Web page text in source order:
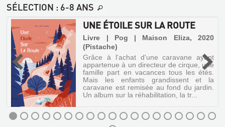
ROSIE
PINK
ET
LE
PARADIS
DES
MAUVAISES
HERBES
Livre
SÉLECTION : 6-8 ANS
UNE ÉTOILE SUR LA ROUTE
Livre | Pog | Maison Eliza, 2020
(Pistache)
Grâce à l'achat d'une caravane ayant
appartenue à un directeur de cirque, une
famille part en vacances tous les étés.
Mais les enfants grandissent et la
caravane est remisée au fond du jardin.
Un album sur la réhabilitation, la tr...